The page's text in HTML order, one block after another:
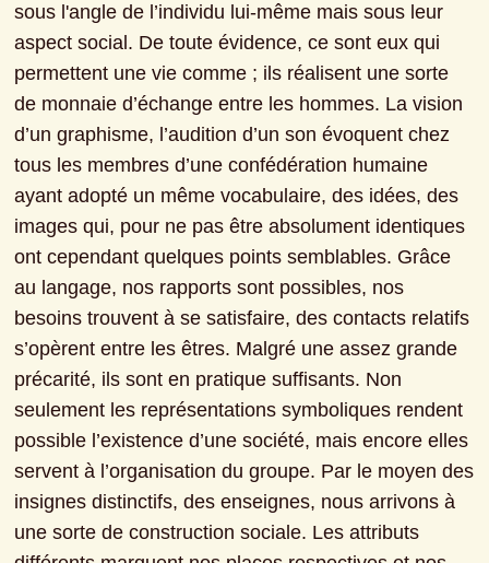
sous l'angle de l’individu lui-même mais sous leur
aspect social. De toute évidence, ce sont eux qui
permettent une vie comme ; ils réalisent une sorte
de monnaie d’échange entre les hommes. La vision
d’un graphisme, l’audition d’un son évoquent chez
tous les membres d’une confédération humaine
ayant adopté un même vocabulaire, des idées, des
images qui, pour ne pas être absolument identiques
ont cependant quelques points semblables. Grâce
au langage, nos rapports sont possibles, nos
besoins trouvent à se satisfaire, des contacts relatifs
s’opèrent entre les êtres. Malgré une assez grande
précarité, ils sont en pratique suffisants. Non
seulement les représentations symboliques rendent
possible l’existence d’une société, mais encore elles
servent à l’organisation du groupe. Par le moyen des
insignes distinctifs, des enseignes, nous arrivons à
une sorte de construction sociale. Les attributs